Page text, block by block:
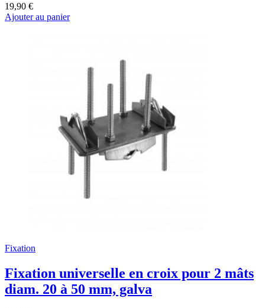
19,90 €
Ajouter au panier
Fixation
Fixation universelle en croix pour 2 mâts
diam. 20 à 50 mm, galva